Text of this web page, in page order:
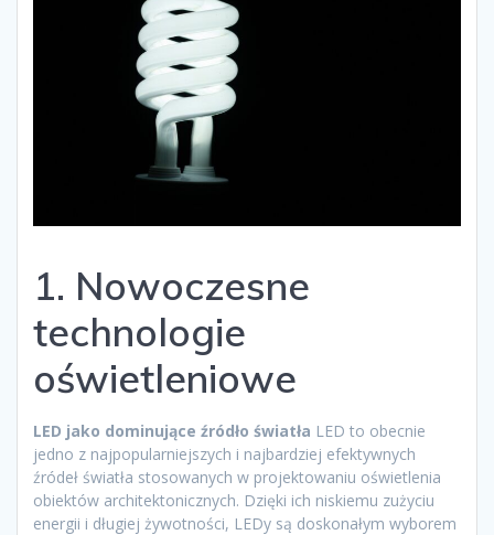
1. Nowoczesne
technologie
oświetleniowe
LED jako dominujące źródło światła LED to obecnie
jedno z najpopularniejszych i najbardziej efektywnych
źródeł światła stosowanych w projektowaniu oświetlenia
obiektów architektonicznych. Dzięki ich niskiemu zużyciu
energii i długiej żywotności, LEDy są doskonałym wyborem